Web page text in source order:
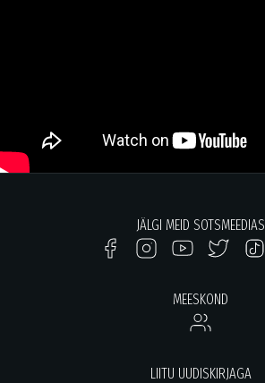
JÄLGI MEID SOTSMEEDIAS
MEESKOND
LIITU UUDISKIRJAGA